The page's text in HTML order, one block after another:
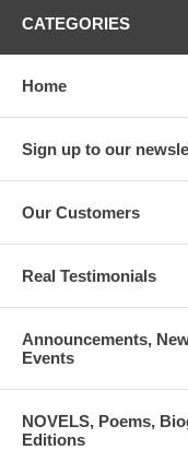
ISBN: 978-618-01-3584-8
CATEGORIES
Home
Sign up to our
Our Customers
Real Testimonials
Announcements,
Events
NOVELS, Poems,
Editions